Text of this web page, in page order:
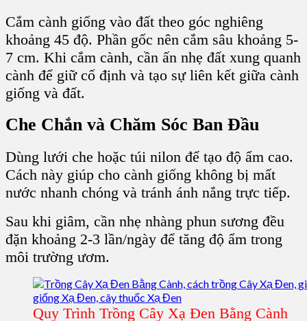
Cắm cành giống vào đất theo góc nghiêng
khoảng 45 độ. Phần gốc nên cắm sâu khoảng 5-
7 cm. Khi cắm cành, cần ấn nhẹ đất xung quanh
cành để giữ cố định và tạo sự liên kết giữa cành
giống và đất.
Che Chắn và Chăm Sóc Ban Đầu
Dùng lưới che hoặc túi nilon để tạo độ ẩm cao.
Cách này giúp cho cành giống không bị mất
nước nhanh chóng và tránh ánh nắng trực tiếp.
Sau khi giâm, cần nhẹ nhàng phun sương đều
đặn khoảng 2-3 lần/ngày để tăng độ ẩm trong
môi trường ươm.
Quy Trình Trồng Cây Xạ Đen Bằng Cành